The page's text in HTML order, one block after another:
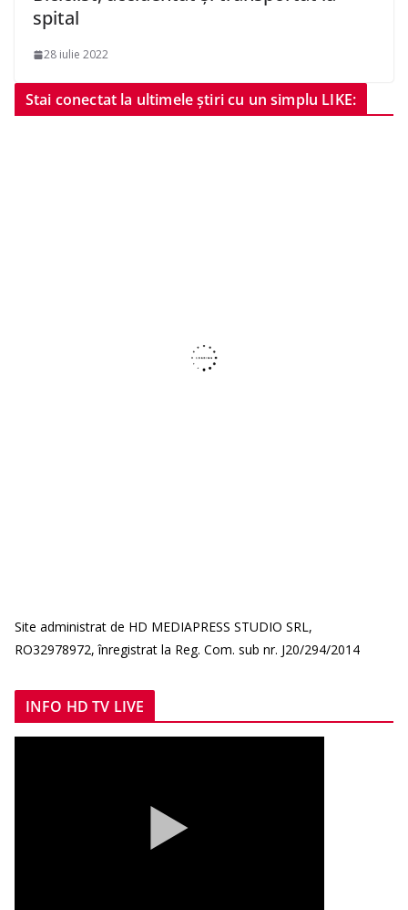
spital
28 iulie 2022
Stai conectat la ultimele știri cu un simplu LIKE:
Site administrat de HD MEDIAPRESS STUDIO SRL,
RO32978972, înregistrat la Reg. Com. sub nr. J20/294/2014
INFO HD TV LIVE